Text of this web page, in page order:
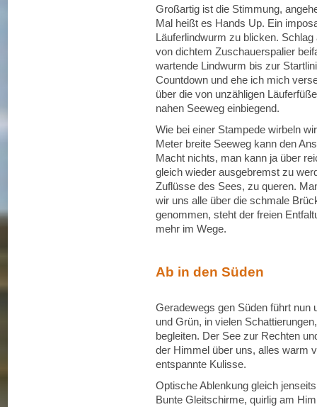
Großartig ist die Stimmung,
Mal heißt es Hands Up. Ein
Läuferlindwurm zu blicken.
von dichtem Zuschauerspalier
wartende Lindwurm bis zur
Countdown und ehe ich mich
über die von unzähligen
nahen Seeweg einbiegend.
Wie bei einer Stampede wirbeln
Meter breite Seeweg kann den
Macht nichts, man kann ja über
gleich wieder ausgebremst zu
Zuflüsse des Sees, zu queren.
wir uns alle über die schmale
genommen, steht der freien
mehr im Wege.
Ab in den Süden
Geradewegs gen Süden führt nun
und Grün, in vielen
begleiten. Der See zur Rechten
der Himmel über uns, alles warm
entspannte Kulisse.
Optische Ablenkung gleich
Bunte Gleitschirme, quirlig am